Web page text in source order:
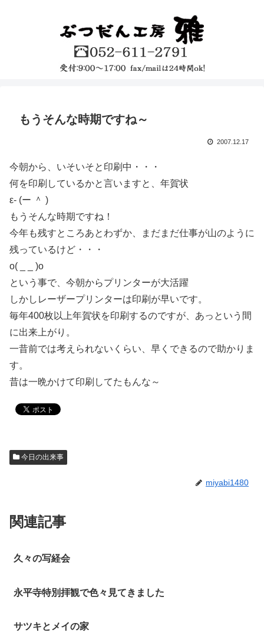
もうそんな時期ですね～
2007.12.17
今朝から、いそいそと印刷中・・・
何を印刷しているかと言いますと、年賀状
ε- (ー ＾ )
もうそんな時期ですね！
今年も残すところあとわずか、まだまだ仕事が山のように
残っているけど・・・
o( _ _ )o
という事で、今朝からプリンターが大活躍
しかしレーザープリンターは印刷が早いです。
毎年400枚以上年賀状を印刷するのですが、あっという間
に出来上がり。
一昔前では考えられないくらい、早くできるので助かりま
す。
昔は一晩かけて印刷してたもんな～
今日の出来事
miyabi1480
関連記事
久々の写経会
永平寺特別拝観で色々見てきました
サツキとメイの家